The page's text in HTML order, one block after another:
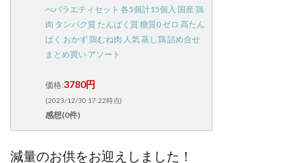
べバラエティセット 各5個計15個入 国産 鶏
肉 タンパク質 たんぱく質 糖質0 ゼロ 高たん
ぱく おかず 鶏むね肉 人気 蒸し鶏 詰め合せ
まとめ買い アソート
価格:3780円
(2023/12/30 17:22時点)
感想(0件)
減量のお供をお迎えしました！